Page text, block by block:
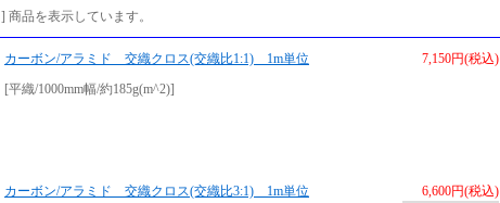
] 商品を表示しています。
7,150円(税込)
カーボン/アラミド 交織クロス(交織比1:1) 1m単位
[平織/1000mm幅/約185g(m^2)]
6,600円(税込)
カーボン/アラミド 交織クロス(交織比3:1) 1m単位